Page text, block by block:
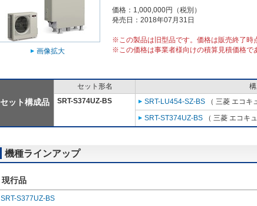
画像拡大
価格：1,000,000円（税別）
発売日：2018年07月31日
※この製品は旧型品です。価格は販売終了時
※この価格は事業者様向けの積算見積価格で
セット構成品
セット形名
SRT-S374UZ-BS
SRT-LU454-SZ-BS （ 三菱 エコキ
SRT-ST374UZ-BS （ 三菱 エコキ
機種ラインアップ
現行品
SRT-S377UZ-BS